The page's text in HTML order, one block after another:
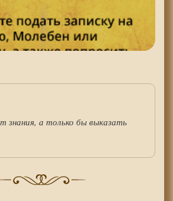
знания, а только бы выказать